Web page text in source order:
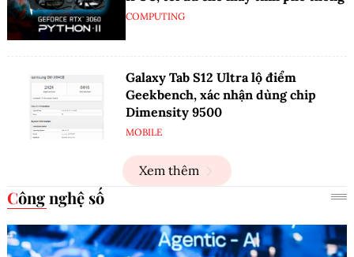
COMPUTING
Galaxy Tab S12 Ultra lộ điểm
Geekbench, xác nhận dùng chip
Dimensity 9500
MOBILE
Xem thêm
Công nghệ số